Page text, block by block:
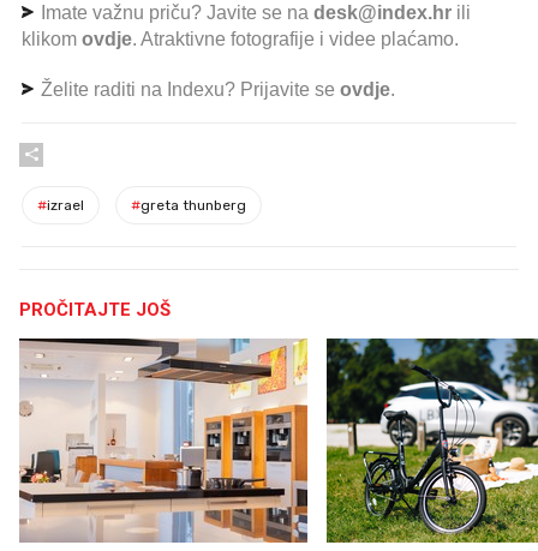
Imate važnu priču? Javite se na desk@index.hr ili
klikom ovdje. Atraktivne fotografije i videe plaćamo.
Želite raditi na Indexu? Prijavite se ovdje.
#izrael #greta thunberg
PROČITAJTE JOŠ